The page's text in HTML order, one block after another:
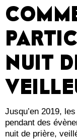
NUIT
Jusqu’en 2019,
pendant des
nuit de prière,